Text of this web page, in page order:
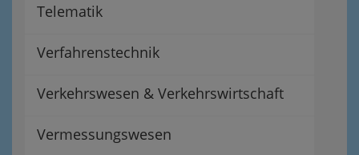
Telematik
Verfahrenstechnik
Verkehrswesen & Verkehrswirtschaft
Vermessungswesen